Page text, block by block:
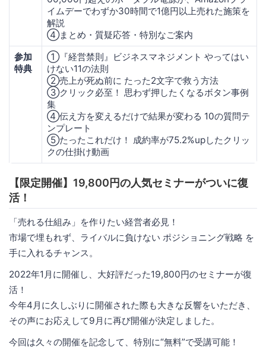
イムデーでわずか30時間で1億円以上売れた施策を
解説
④まとめ・質疑応答・特別なご案内
参加
特典
①『経営禁則』ビジネスマネジメント やってはい
けない11の法則
②売上が死ぬ前に たった2文字で救う方法
③クリック必至！ 思わず押したくなるボタン事例
集
④伝え方を変えるだけで結果が変わる 10の質問テ
ンプレート
⑤たったこれだけ！ 成約率が75.2%upしたクリッ
クの仕掛け動画
【限定開催】19,800円の人気セミナーがついに復
活！
「売れる仕組み」を作りたい経営者必見！
市場で埋もれず、ライバルに負けない ポジショニング戦略 を
手に入れるチャンス。
2022年1月に開催し、大好評だった19,800円のセミナーが復
活！
今年4月に久しぶりに開催された際も大きな反響をいただき、
その声にお応えして9月に再び開催が決定しました。
今回は久々の開催を記念して、特別に“無料”で受講可能！